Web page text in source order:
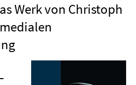
Werk von Christoph